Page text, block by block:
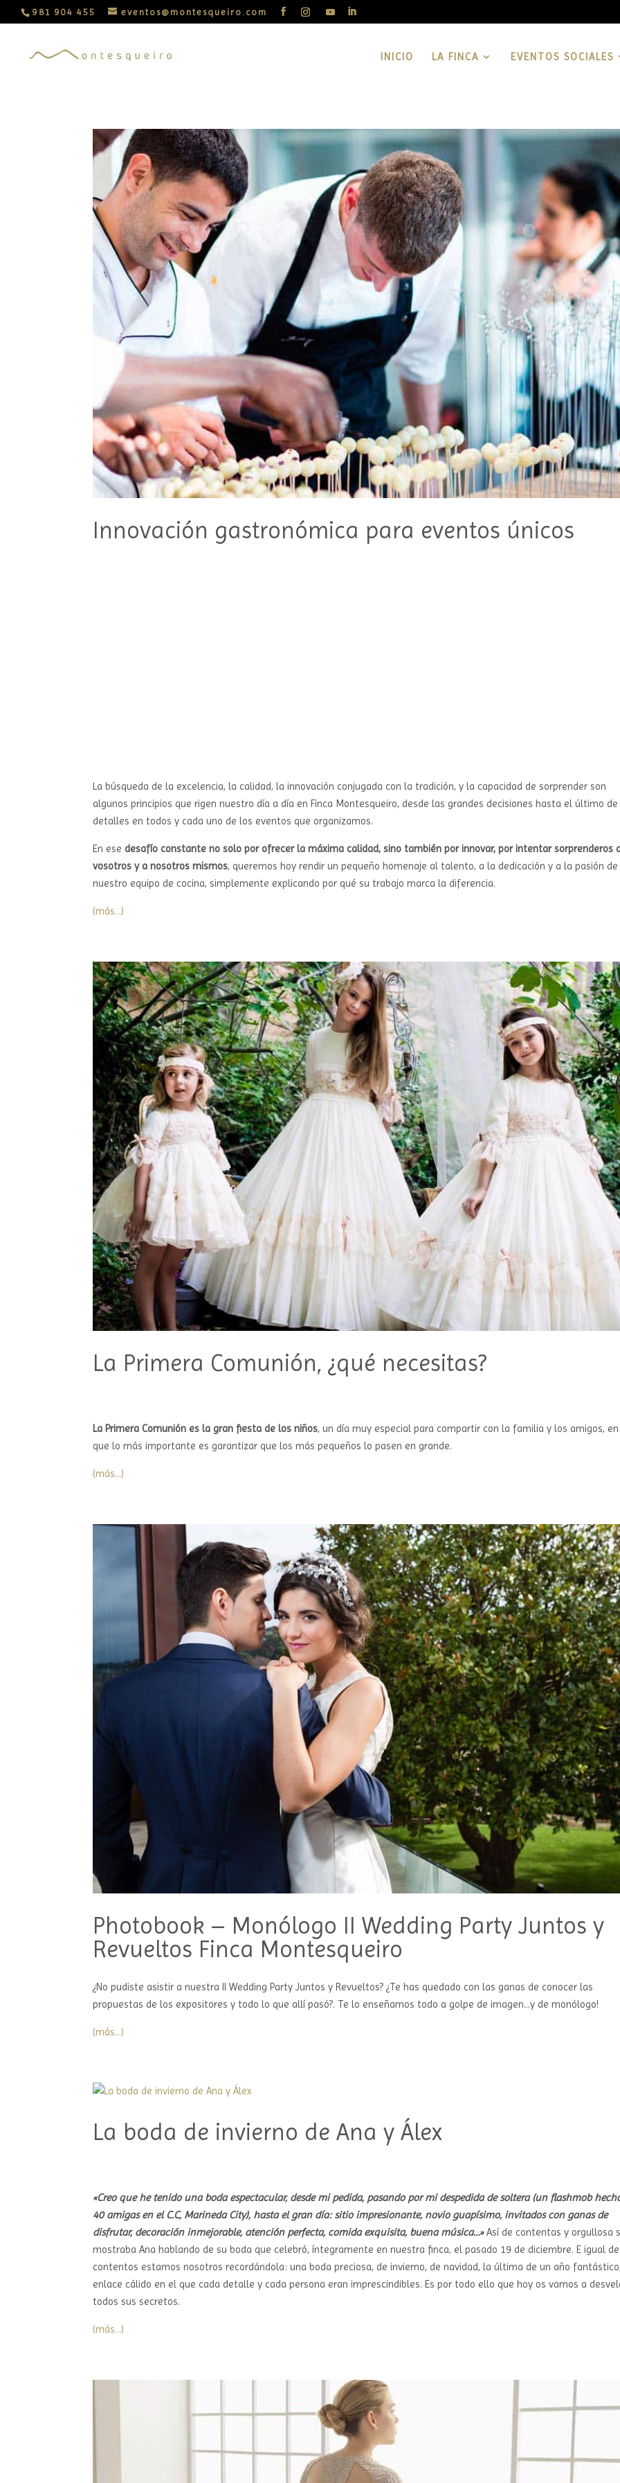
981 904 455 eventos@montesqueiro.com
INICIO LA FINCA EVENTOS SOCIALES
Innovación gastronómica para eventos únicos
La búsqueda de la excelencia, la calidad, la innovación conjugada con la tradición, y la capacidad de sorprender son
algunos principios que rigen nuestro día a día en Finca Montesqueiro, desde las grandes decisiones hasta el último
detalles en todos y cada uno de los eventos que organizamos.
En ese desafío constante no solo por ofrecer la máxima calidad, sino también por innovar, por intentar sorprenderos
vosotros y a nosotros mismos, queremos hoy rendir un pequeño homenaje al talento, a la dedicación y a la pasión de
nuestro equipo de cocina, simplemente explicando por qué su trabajo marca la diferencia.
(más…)
La Primera Comunión, ¿qué necesitas?
La Primera Comunión es la gran fiesta de los niños, un día muy especial para compartir con la familia y los amigos,
que lo más importante es garantizar que los más pequeños lo pasen en grande.
(más…)
Photobook – Monólogo II Wedding Party Juntos y
Revueltos Finca Montesqueiro
¿No pudiste asistir a nuestra II Wedding Party Juntos y Revueltos? ¿Te has quedado con las ganas de conocer las
propuestas de los expositores y todo lo que allí pasó?. Te lo enseñamos todo a golpe de imagen…y de monólogo!
(más…)
La boda de invierno de Ana y Álex
«Creo que he tenido una boda espectacular, desde mi pedida, pasando por mi despedida de soltera (un flashmob
40 amigas en el C.C, Marineda City), hasta el gran día: sitio impresionante, novio guapísimo, invitados con ganas de
disfrutar, decoración inmejorable, atención perfecta, comida exquisita, buena música…»Así de contentas y orgullosa
mostraba Ana hablando de su boda que celebró, íntegramente en nuestra finca, el pasado 19 de diciembre. E igual de
contentos estamos nosotros recordándola: una boda preciosa, de invierno, de navidad, la última de un año
enlace cálido en el que cada detalle y cada persona eran imprescindibles. Es por todo ello que hoy os vamos a
todos sus secretos.
(más…)